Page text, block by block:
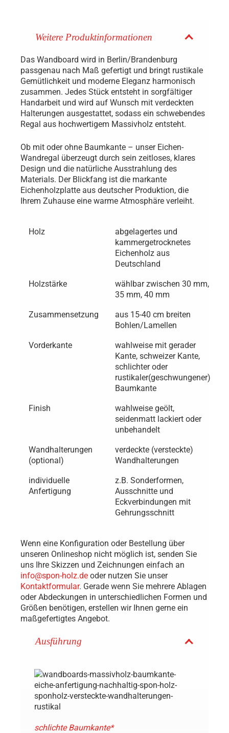
Weitere Produktinformationen
Das Wandboard wird in Berlin/Brandenburg
passgenau nach Maß gefertigt und bringt rustikale
Gemütlichkeit und moderne Eleganz harmonisch
zusammen. Jedes Stück entsteht in sorgfältiger
Handarbeit und wird auf Wunsch mit verdeckten
Halterungen ausgestattet, sodass ein schwebendes
Regal aus hochwertigem Massivholz entsteht.
Ob mit oder ohne Baumkante – unser Eichen-
Wandregal überzeugt durch sein zeitloses, klares
Design und die natürliche Ausstrahlung des
Materials. Der Blickfang ist die markante
Eichenholzplatte aus deutscher Produktion, die
Ihrem Zuhause eine warme Atmosphäre verleiht.
Holz
abgelagertes und
kammergetrocknetes
Eichenholz aus
Deutschland
Holzstärke
wählbar zwischen 30 mm,
35 mm, 40 mm
Zusammensetzung
aus 15-40 cm breiten
Bohlen/Lamellen
Vorderkante
wahlweise mit gerader
Kante, schweizer Kante,
schlichter oder
rustikaler(geschwungener)
Baumkante
Finish
wahlweise geölt,
seidenmatt lackiert oder
unbehandelt
Wandhalterungen
(optional)
verdeckte (versteckte)
Wandhalterungen
individuelle
Anfertigung
z.B. Sonderformen,
Ausschnitte und
Eckverbindungen mit
Gehrungsschnitt
Wenn eine Konfiguration oder Bestellung über
unseren Onlineshop nicht möglich ist, senden Sie
uns Ihre Skizzen und Zeichnungen einfach an
info@spon-holz.de oder nutzen Sie unser
Kontaktformular. Gerade wenn Sie mehrere Ablagen
oder Abdeckungen in unterschiedlichen Formen und
Größen benötigen, erstellen wir Ihnen gerne ein
maßgefertigtes Angebot.
Ausführung
schlichte Baumkante*